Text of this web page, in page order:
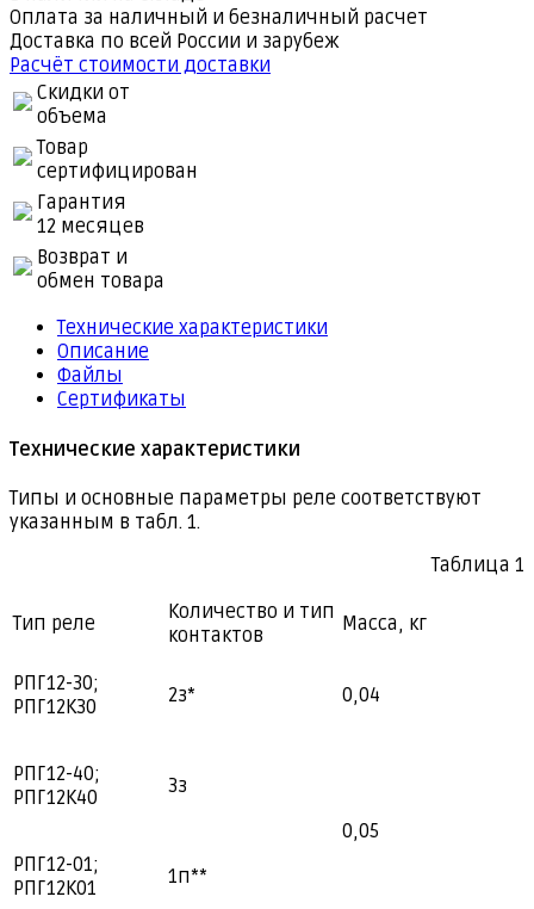
Оплата за наличный и безналичный расчет
Доставка по всей России и зарубеж
Расчёт стоимости доставки
Скидки от
объема
Товар
сертифицирован
Гарантия
12 месяцев
Возврат и
обмен товара
Технические характеристики
Описание
Файлы
Сертификаты
Технические характеристики
Типы и основные параметры реле соответствуют
указанным в табл. 1.
Таблица 1
Тип реле
Количество и тип
контактов
Масса, кг
РПГ12-30;
РПГ12К30
2з* 0,04
РПГ12-40;
РПГ12К40
3з
0,05
РПГ12-01;
РПГ12К01
1п**